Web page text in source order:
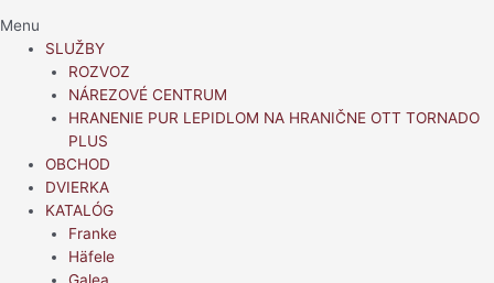
Menu
SLUŽBY
ROZVOZ
NÁREZOVÉ CENTRUM
HRANENIE PUR LEPIDLOM NA HRANIČNE OTT TORNADO
PLUS
OBCHOD
DVIERKA
KATALÓG
Franke
Häfele
Galea